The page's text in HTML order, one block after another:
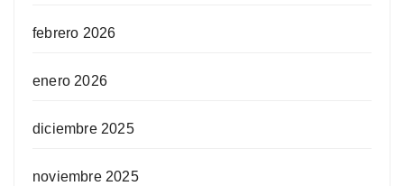
febrero 2026
enero 2026
diciembre 2025
noviembre 2025